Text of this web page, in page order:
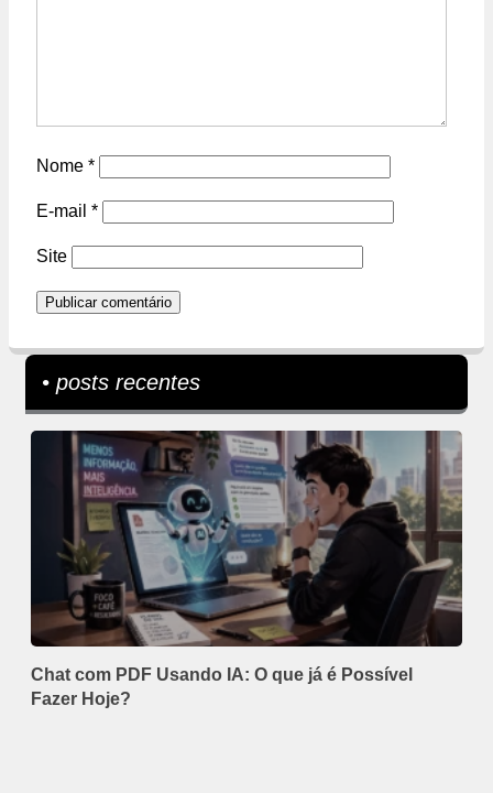
Nome *
E-mail *
Site
• posts recentes
Chat com PDF Usando IA: O que já é Possível
Fazer Hoje?